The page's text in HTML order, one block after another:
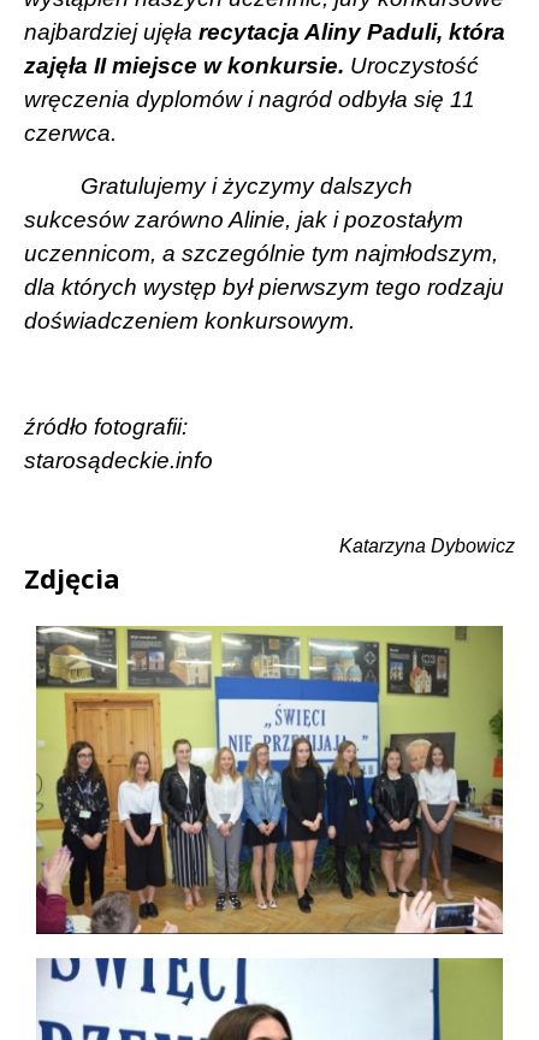
najbardziej ujęła recytacja Aliny Paduli, która
zajęła II miejsce w konkursie. Uroczystość
wręczenia dyplomów i nagród odbyła się 11
czerwca.
Gratulujemy i życzymy dalszych
sukcesów zarówno Alinie, jak i pozostałym
uczennicom, a szczególnie tym najmłodszym,
dla których występ był pierwszym tego rodzaju
doświadczeniem konkursowym.
źródło fotografii:
starosądeckie.info
Katarzyna Dybowicz
Zdjęcia